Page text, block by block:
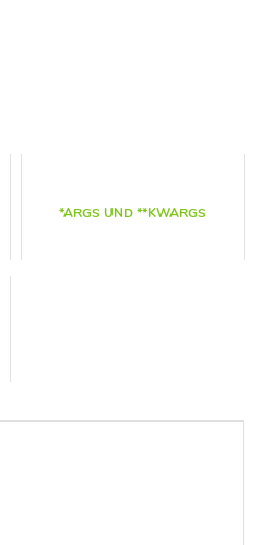
*ARGS UND **KWARGS